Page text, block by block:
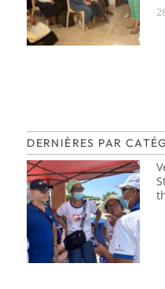
DERNIÈRES PAR